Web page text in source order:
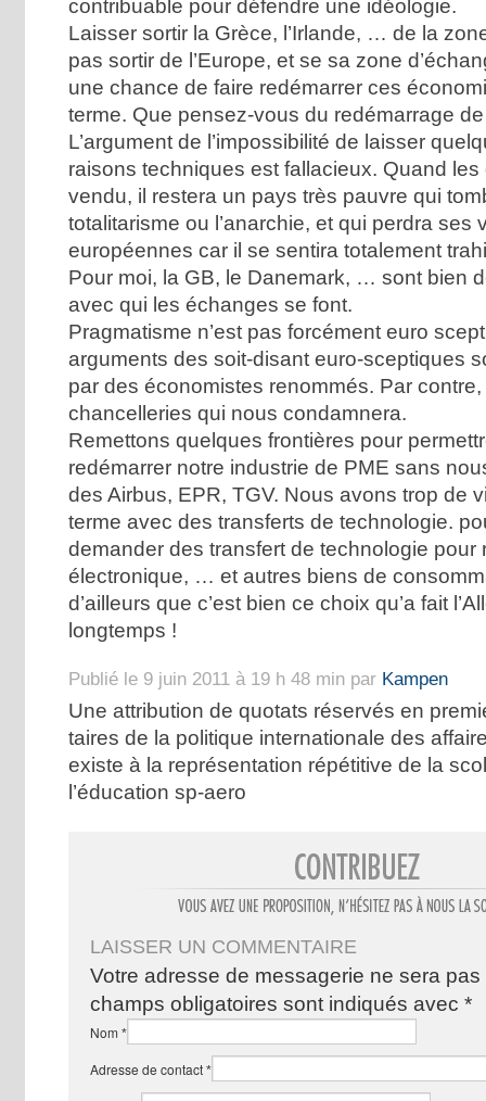
contribuable pour défendre une idéologie.
Laisser sortir la Grèce, l’Irlande, … de la
pas sortir de l’Europe, et se sa zone
une chance de faire redémarrer ces
terme. Que pensez-vous du redémarrage de
L’argument de l’impossibilité de laisser
raisons techniques est fallacieux. Quand
vendu, il restera un pays très pauvre qui
totalitarisme ou l’anarchie, et qui perdra ses
européennes car il se sentira totalement
Pour moi, la GB, le Danemark, … sont bien
avec qui les échanges se font.
Pragmatisme n’est pas forcément euro
arguments des soit-disant euro-sceptiques
par des économistes renommés. Par contre,
chancelleries qui nous condamnera.
Remettons quelques frontières pour
redémarrer notre industrie de PME sans
des Airbus, EPR, TGV. Nous avons trop de
terme avec des transferts de technologie.
demander des transfert de technologie pour
électronique, … et autres biens de
d’ailleurs que c’est bien ce choix qu’a fait
longtemps !
Publié le 9 juin 2011 à 19 h 48 min par Kampen
Une attribution de quotats réservés en
taires de la politique internationale des
existe à la représentation répétitive de la
l’éducation sp-aero
LAISSER UN COMMENTAIRE
Votre adresse de messagerie ne sera
champs obligatoires sont indiqués avec *
Nom *
Adresse de contact *